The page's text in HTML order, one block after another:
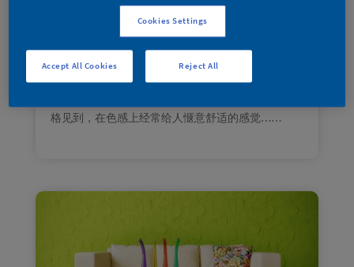
人一生三分之一的时间，几乎都是在家中卧室度
过。卧室的温馨舒适和配色就显得尤为重要。
搭配，统一整个空间。跚瑚钟绿作为墙面占比最大
的颜色让整个房间生机盎然，灵动清新。在配色
格见到，在色感上经常给人惬意舒适的感觉……
Cookies Settings
Reject All
Accept All Cookies